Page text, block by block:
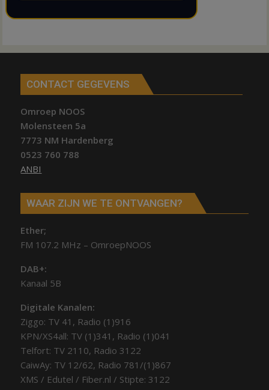
CONTACT GEGEVENS
Omroep NOOS
Molensteen 5a
7773 NM Hardenberg
0523 760 788
ANBI
WAAR ZIJN WE TE ONTVANGEN?
Ether;
FM 107.2 MHz – OmroepNOOS
DAB+:
Kanaal 5B
Digitale Kanalen:
Ziggo: TV 41, Radio (1)916
KPN/XS4all: TV (1)341, Radio (1)041
Telfort: TV 2110, Radio 3122
CaiwAy: TV 12/62, Radio 781/(1)867
XMS / Edutel / Fiber.nl / Stipte: 3122